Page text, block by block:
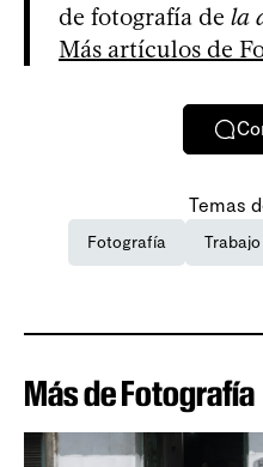
de fotografía de la
Más artículos de
Temas
Fotografía
Más de Fotografía